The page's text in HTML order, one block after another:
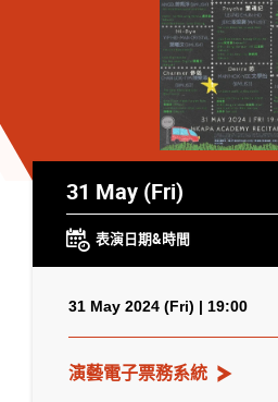
31 May (Fri)
表演日期&時間
31 May 2024 (Fri) | 19:00
演藝電子票務系統